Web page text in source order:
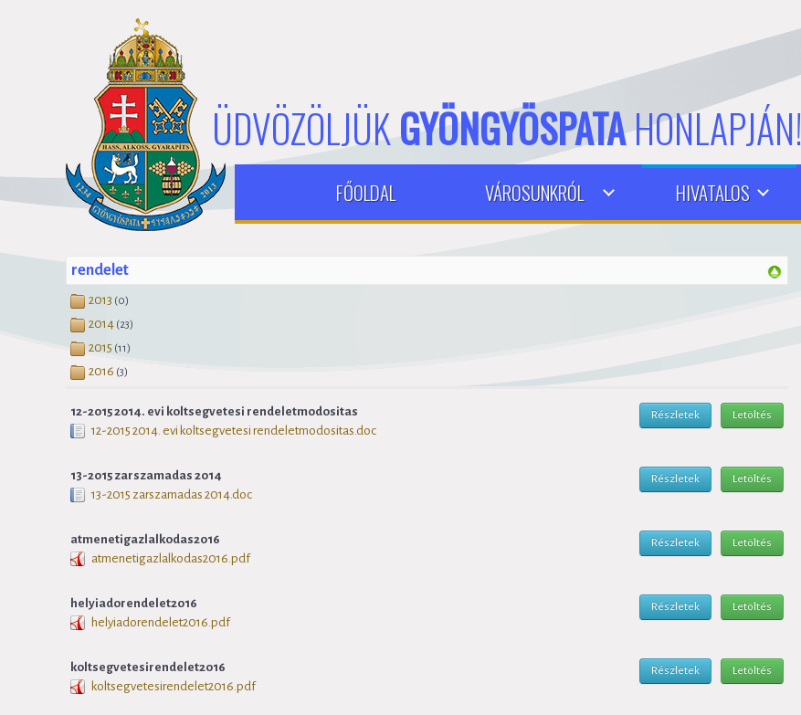
ÜDVÖZÖLJÜKGYÖNGYÖSPATAHONLAPJÁN!
FŐOLDAL VÁROSUNKRÓL HIVATALOS
rendelet
2013 (0)
2014 (23)
2015 (11)
2016 (3)
12-2015 2014. evi koltsegvetesi rendeletmodositas
12-2015 2014. evi koltsegvetesi rendeletmodositas.doc
Letöltés
Részletek
13-2015 zarszamadas 2014
13-2015 zarszamadas 2014.doc
Letöltés
Részletek
atmenetigazlalkodas2016
atmenetigazlalkodas2016.pdf
Letöltés
Részletek
helyiadorendelet2016
helyiadorendelet2016.pdf
Letöltés
Részletek
koltsegvetesirendelet2016
koltsegvetesirendelet2016.pdf
Letöltés
Részletek